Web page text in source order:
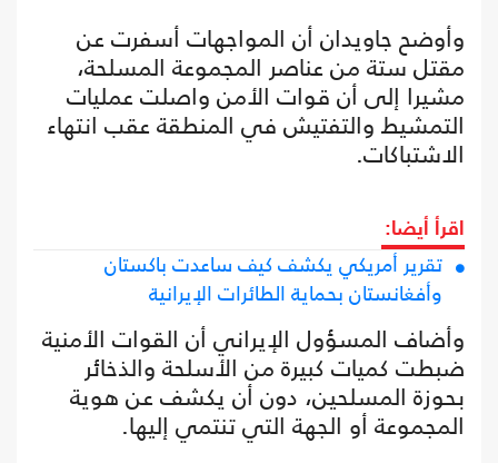
وأوضح جاويدان أن المواجهات أسفرت عن
مقتل ستة من عناصر المجموعة المسلحة،
مشيرا إلى أن قوات الأمن واصلت عمليات
التمشيط والتفتيش في المنطقة عقب انتهاء
الاشتباكات.
اقرأ أيضا:
تقرير أمريكي يكشف كيف ساعدت باكستان
وأفغانستان بحماية الطائرات الإيرانية
وأضاف المسؤول الإيراني أن القوات الأمنية
ضبطت كميات كبيرة من الأسلحة والذخائر
بحوزة المسلحين، دون أن يكشف عن هوية
المجموعة أو الجهة التي تنتمي إليها.